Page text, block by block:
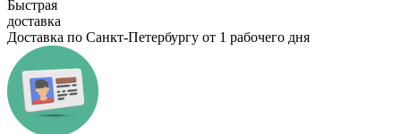
Быстрая
доставка
Доставка по Санкт-Петербургу от 1 рабочего дня